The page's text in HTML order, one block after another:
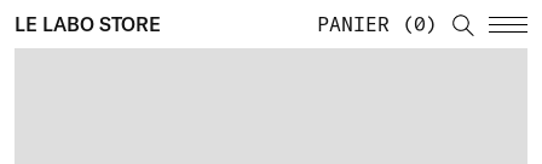
LE LABO STORE PANIER 0